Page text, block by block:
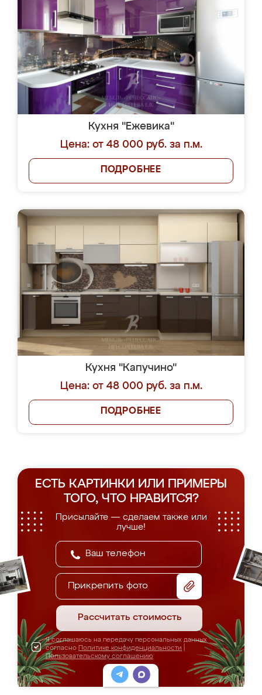
Кухня "Ежевика"
Цена: от 48 000 руб. за п.м.
ПОДРОБНЕЕ
Кухня "Капучино"
Цена: от 48 000 руб. за п.м.
ПОДРОБНЕЕ
ЕСТЬ КАРТИНКИ ИЛИ ПРИМЕРЫ
ТОГО, ЧТО НРАВИТСЯ?
Присылайте — сделаем также или
лучше!
Прикрепить фото
Рассчитать стоимость
Я соглашаюсь на передачу персональных данных
согласно Политике конфиденциальности
Пользовательскому соглашению